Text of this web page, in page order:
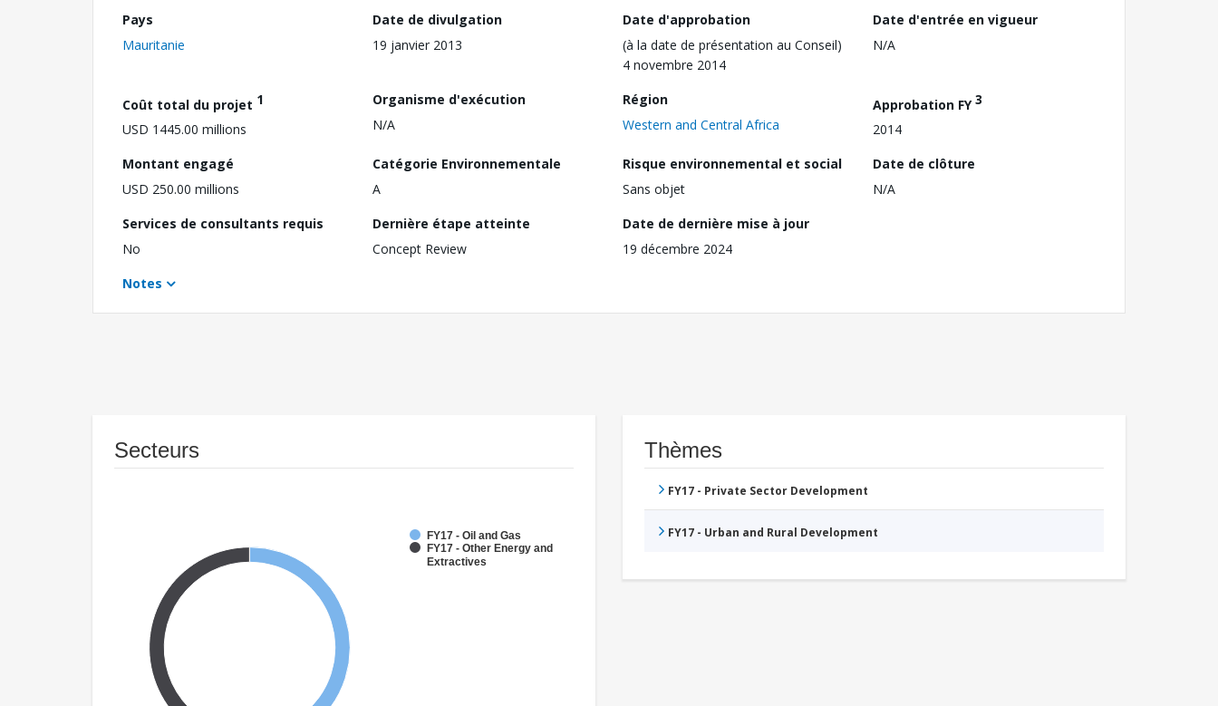
Pays
Mauritanie
Date de divulgation
19 janvier 2013
Date d'approbation
(à la date de présentation au Conseil)
4 novembre 2014
Date d'entrée en vigueur
N/A
Coût total du projet 1
USD 1445.00 millions
Organisme d'exécution
N/A
Région
Western and Central Africa
Approbation FY3
2014
Montant engagé
USD 250.00 millions
Catégorie Environnementale
A
Risque environnemental et social
Sans objet
Date de clôture
N/A
Services de consultants requis
No
Dernière étape atteinte
Concept Review
Date de dernière mise à jour
19 décembre 2024
Notes
Secteurs
FY17 - Oil and Gas
FY17 - Other Energy and
Extractives
Thèmes
FY17 - Private Sector Development
FY17 - Urban and Rural Development